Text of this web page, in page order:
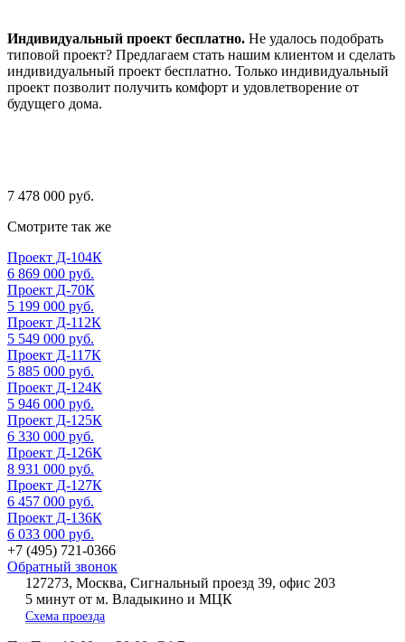
Индивидуальный проект бесплатно. Не удалось подобрать
типовой проект? Предлагаем стать нашим клиентом и сделать
индивидуальный проект бесплатно. Только индивидуальный
проект позволит получить комфорт и удовлетворение от
будущего дома.
7 478 000 руб.
Смотрите так же
Проект Д-104К
6 869 000 руб.
Проект Д-70К
5 199 000 руб.
Проект Д-112К
5 549 000 руб.
Проект Д-117К
5 885 000 руб.
Проект Д-124К
5 946 000 руб.
Проект Д-125К
6 330 000 руб.
Проект Д-126К
8 931 000 руб.
Проект Д-127К
6 457 000 руб.
Проект Д-136К
6 033 000 руб.
+7 (495) 721-0366
Обратный звонок
127273, Москва, Сигнальный проезд 39, офис 203
5 минут от м. Владыкино и МЦК
Схема проезда